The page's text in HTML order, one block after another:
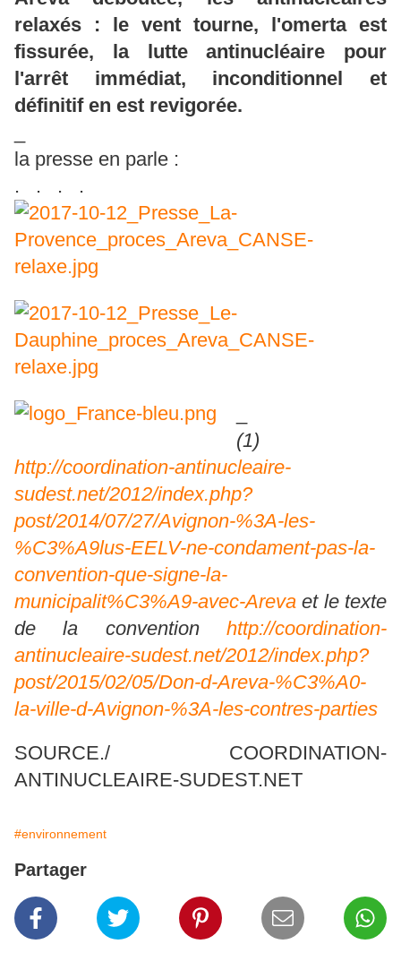
relaxés : le vent tourne, l'omerta est
fissurée, la lutte antinucléaire pour
l'arrêt immédiat, inconditionnel et
définitif en est revigorée.
la presse en parle :
.
. . .
(1)
http://coordination-antinucleaire-
sudest.net/2012/index.php?
post/2014/07/27/Avignon-%3A-les-
%C3%A9lus-EELV-ne-condament-pas-la-
convention-que-signe-la-
municipalit%C3%A9-avec-Areva et le texte
de la convention http://coordination-
antinucleaire-sudest.net/2012/index.php?
post/2015/02/05/Don-d-Areva-%C3%A0-
la-ville-d-Avignon-%3A-les-contres-parties
SOURCE./ COORDINATION-
ANTINUCLEAIRE-SUDEST.NET
#environnement
Partager